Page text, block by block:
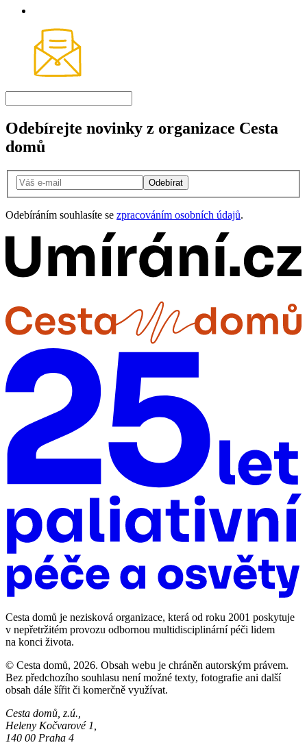
Odebírejte novinky z organizace Cesta
domů
Odebírat
Odebíráním souhlasíte se zpracováním osobních údajů.
Cesta domů je nezisková organizace, která od roku 2001 poskytuje
v nepřetržitém provozu odbornou multidisciplinární péči lidem
na konci života.
© Cesta domů, 2026. Obsah webu je chráněn autorským právem.
Bez předchozího souhlasu není možné texty, fotografie ani další
obsah dále šířit či komerčně využívat.
Cesta domů, z.ú.,
Heleny Kočvarové 1,
140 00 Praha 4